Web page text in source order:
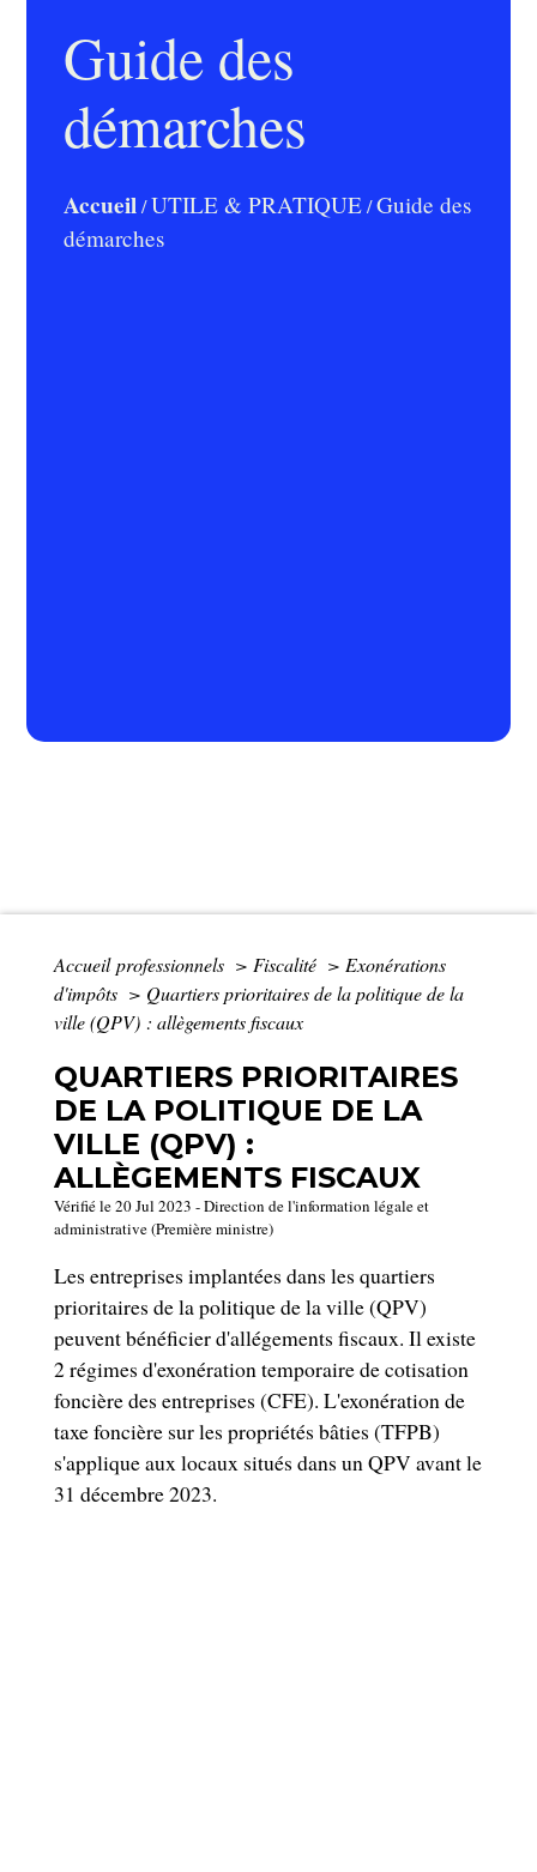
Guide des
démarches
Accueil/UTILE & PRATIQUE/Guide des
démarches
Accueil professionnels > Fiscalité > Exonérations
d'impôts > Quartiers prioritaires de la politique de la
ville (QPV) : allègements fiscaux
QUARTIERS PRIORITAIRES
DE LA POLITIQUE DE LA
VILLE (QPV) :
ALLÈGEMENTS FISCAUX
Vérifié le 20 Jul 2023 - Direction de l'information légale et
administrative (Première ministre)
Les entreprises implantées dans les quartiers
prioritaires de la politique de la ville (QPV)
peuvent bénéficier d'allégements fiscaux. Il existe
2 régimes d'exonération temporaire de cotisation
foncière des entreprises (CFE). L'exonération de
taxe foncière sur les propriétés bâties (TFPB)
s'applique aux locaux situés dans un QPV avant le
31 décembre 2023.